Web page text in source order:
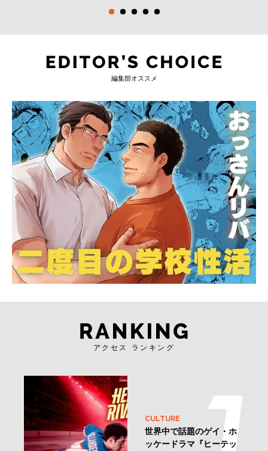
編集部オススメ
アクセス ランキング
CULTURE
世界中で話題のゲイ・ホ
ッケードラマ『ヒーテッ